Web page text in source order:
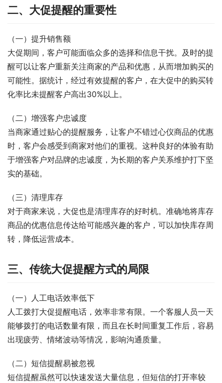
二、大促提醒的重要性
（一）提升销售额
大促期间，客户可能面临众多的选择和信息干扰。及时的提
醒可以让客户重新关注商家的产品和优惠，从而增加购买的
可能性。据统计，经过有效提醒的客户，在大促中的购买转
化率比未提醒客户高出30%以上。
（二）增强客户忠诚度
当商家通过贴心的提醒服务，让客户不错过心仪商品的优惠
时，客户会感受到商家对他们的重视。这种良好的体验有助
于增强客户对品牌的忠诚度，为长期的客户关系维护打下坚
实的基础。
（三）清理库存
对于商家来说，大促也是清理库存的好时机。准确地将库存
商品的优惠信息传达给可能感兴趣的客户，可以加快库存周
转，降低运营成本。
三、传统大促提醒方式的局限
（一）人工电话效率低下
人工拨打大促提醒电话，效率非常有限。一个客服人员一天
能够拨打的电话数量有限，而且在长时间重复工作后，容易
出现疲劳、情绪波动等情况，影响沟通质量。
（二）短信提醒易被忽视
短信提醒虽然可以快速发送大量信息，但短信的打开率较